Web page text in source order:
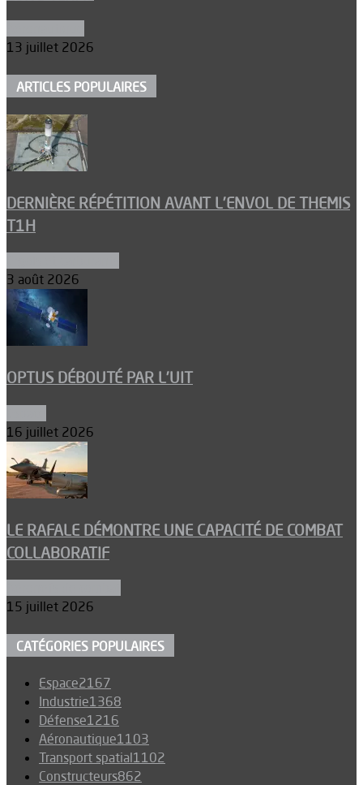
13 juillet 2026
ARTICLES POPULAIRES
DERNIÈRE RÉPÉTITION AVANT L’ENVOL DE THEMIS
T1H
3 août 2026
OPTUS DÉBOUTÉ PAR L’UIT
16 juillet 2026
LE RAFALE DÉMONTRE UNE CAPACITÉ DE COMBAT
COLLABORATIF
15 juillet 2026
CATÉGORIES POPULAIRES
Espace2167
Industrie1368
Défense1216
Aéronautique1103
Transport spatial1102
Constructeurs862